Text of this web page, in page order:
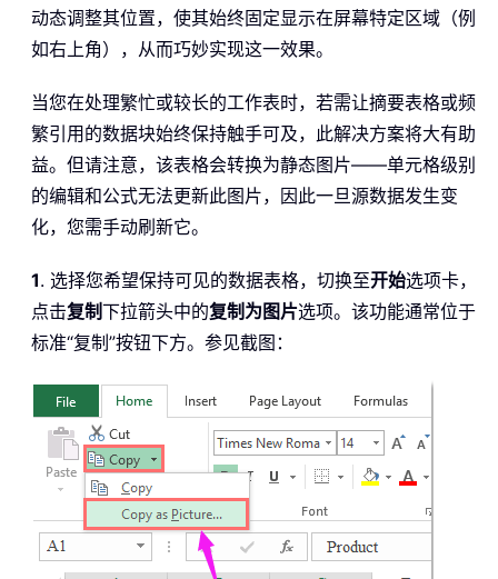
动态调整其位置，使其始终固定显示在屏幕特定区域（例
如右上角），从而巧妙实现这一效果。
当您在处理繁忙或较长的工作表时，若需让摘要表格或频
繁引用的数据块始终保持触手可及，此解决方案将大有助
益。但请注意，该表格会转换为静态图片——单元格级别
的编辑和公式无法更新此图片，因此一旦源数据发生变
化，您需手动刷新它。
1. 选择您希望保持可见的数据表格，切换至开始选项卡，
点击复制下拉箭头中的复制为图片选项。该功能通常位于
标准“复制”按钮下方。参见截图：